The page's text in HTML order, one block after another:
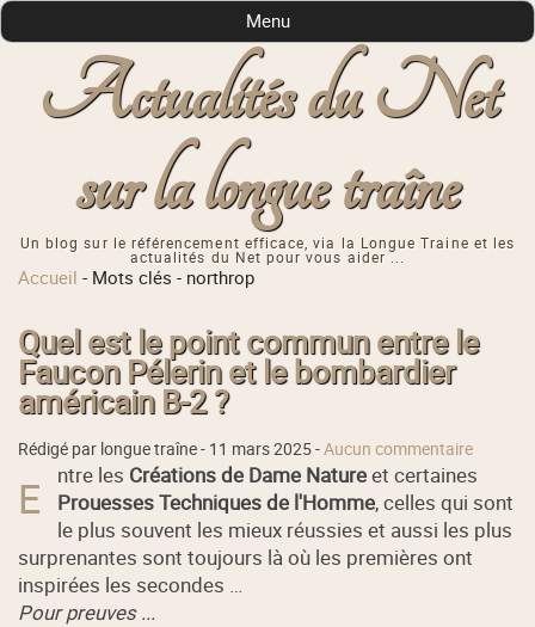
Actualités du Net
sur la longue traîne
Un blog sur le référencement efficace, via la Longue Traine et les
actualités du Net pour vous aider ...
Menu
Accueil - Mots clés - northrop
Quel est le point commun entre le
Faucon Pélerin et le bombardier
américain B-2 ?
Rédigé par longue traîne - 11 mars 2025-Aucun commentaire
E ntre les Créations de Dame Natureet certaines
Prouesses Techniques de l'Homme, celles qui sont
le plus souvent les mieux réussies et aussi les plus
surprenantes sont toujours là où les premières ont
inspirées les secondes …
Pour preuves ...